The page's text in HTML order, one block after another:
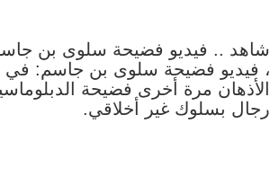
شاهد .. فيديو فضيحة سلوى بن
، فيديو فضيحة سلوى بن جاسم: في
الأذهان مرة أخرى فضيحة
رجال بسلوك غير أخلاقي.